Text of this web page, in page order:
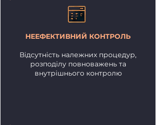
НЕЕФЕКТИВНИЙ КОНТРОЛЬ
Відсутність належних процедур,
розподілу повноважень та
внутрішнього контролю